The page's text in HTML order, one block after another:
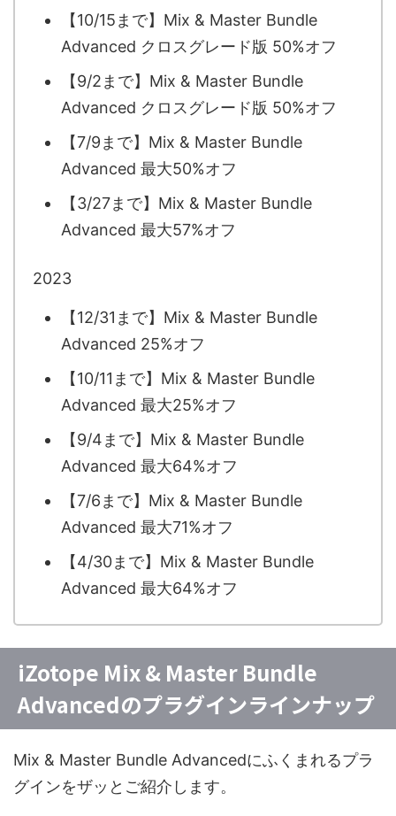
【10/15まで】Mix & Master Bundle
Advanced クロスグレード版 50%オフ
【9/2まで】Mix & Master Bundle
Advanced クロスグレード版 50%オフ
【7/9まで】Mix & Master Bundle
Advanced 最大50%オフ
【3/27まで】Mix & Master Bundle
Advanced 最大57%オフ
2023
【12/31まで】Mix & Master Bundle
Advanced 25%オフ
【10/11まで】Mix & Master Bundle
Advanced 最大25%オフ
【9/4まで】Mix & Master Bundle
Advanced 最大64%オフ
【7/6まで】Mix & Master Bundle
Advanced 最大71%オフ
【4/30まで】Mix & Master Bundle
Advanced 最大64%オフ
iZotope Mix & Master Bundle
Advancedのプラグインラインナップ
Mix & Master Bundle Advancedにふくまれるプラ
グインをザッとご紹介します。